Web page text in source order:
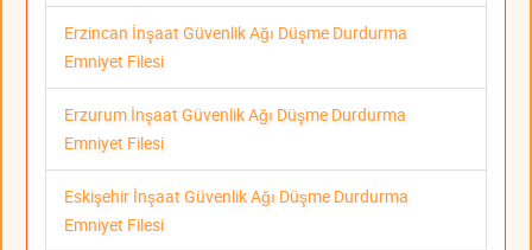
Erzincan İnşaat Güvenlik Ağı Düşme Durdurma
Emniyet Filesi
Erzurum İnşaat Güvenlik Ağı Düşme Durdurma
Emniyet Filesi
Eskişehir İnşaat Güvenlik Ağı Düşme Durdurma
Emniyet Filesi